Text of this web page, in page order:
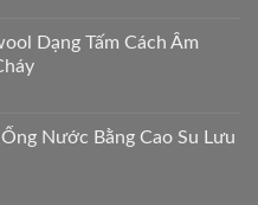
Dạng Tấm Cách Âm
Nước Bằng Cao Su Lưu